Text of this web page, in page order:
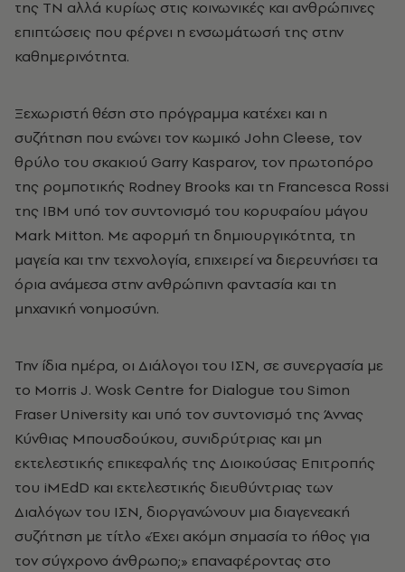
της ΤΝ αλλά κυρίως στις κοινωνικές και ανθρώπινες
επιπτώσεις που φέρνει η ενσωμάτωσή της στην
καθημερινότητα.
Ξεχωριστή θέση στο πρόγραμμα κατέχει και η
συζήτηση που ενώνει τον κωμικό John Cleese, τον
θρύλο του σκακιού Garry Kasparov, τον πρωτοπόρο
της ρομποτικής Rodney Brooks και τη Francesca Rossi
της IBM υπό τον συντονισμό του κορυφαίου μάγου
Mark Mitton. Με αφορμή τη δημιουργικότητα, τη
μαγεία και την τεχνολογία, επιχειρεί να διερευνήσει τα
όρια ανάμεσα στην ανθρώπινη φαντασία και τη
μηχανική νοημοσύνη.
Την ίδια ημέρα, οι Διάλογοι του ΙΣΝ, σε συνεργασία με
το Morris J. Wosk Centre for Dialogue του Simon
Fraser University και υπό τον συντονισμό της Άννας
Κύνθιας Μπουσδούκου, συνιδρύτριας και μη
εκτελεστικής επικεφαλής της Διοικούσας Επιτροπής
του iMEdD και εκτελεστικής διευθύντριας των
Διαλόγων του ΙΣΝ, διοργανώνουν μια διαγενεακή
συζήτηση με τίτλο «Έχει ακόμη σημασία το ήθος για
τον σύγχρονο άνθρωπο;» επαναφέροντας στο